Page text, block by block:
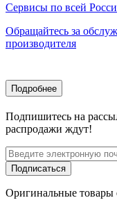
Сервисы по всей
Обращайтесь за
производителя
Подробнее
Подпишитесь на
распродажи ждут!
Подписаться
Оригинальные товары